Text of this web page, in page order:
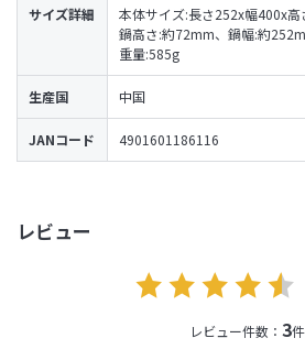
レビュー
レビュー件数： 3件
サイズ詳細
本体サイズ:長さ252x幅400x
鍋高さ:約72mm、鍋幅:約
重量:585g
生産国 中国
JANコード 4901601186116